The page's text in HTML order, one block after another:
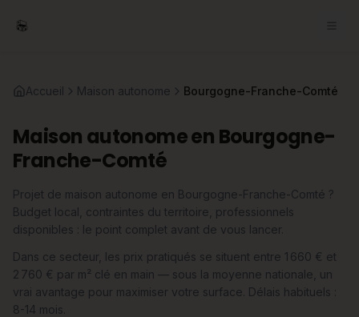
Accueil Maison autonome Bourgogne-Franche-Comté
Maison autonome en Bourgogne-
Franche-Comté
Projet de maison autonome en Bourgogne-Franche-Comté ?
Budget local, contraintes du territoire, professionnels
disponibles : le point complet avant de vous lancer.
Dans ce secteur, les prix pratiqués se situent entre 1 660 € et
2 760 € par m² clé en main — sous la moyenne nationale, un
vrai avantage pour maximiser votre surface. Délais habituels :
8-14 mois.